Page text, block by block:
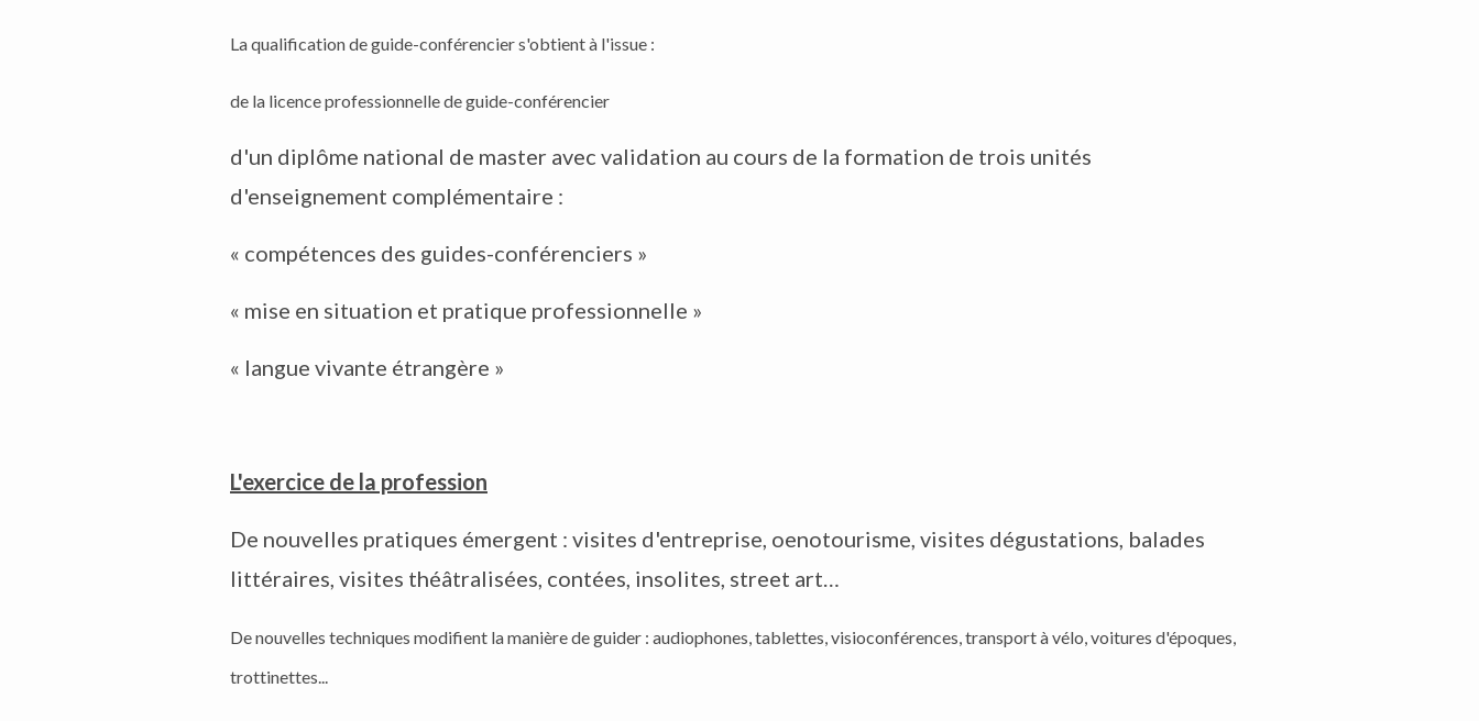
La qualification de guide-conférencier s'obtient à l'issue :
de la licence professionnelle de guide-conférencier
d'un diplôme national de master avec validation au cours de la formation de trois unités
d'enseignement complémentaire :
« compétences des guides-conférenciers »
« mise en situation et pratique professionnelle »
« langue vivante étrangère »
L'exercice de la profession
De nouvelles pratiques émergent : visites d'entreprise, oenotourisme, visites dégustations, balades
littéraires, visites théâtralisées, contées, insolites, street art…
De nouvelles techniques modifient la manière de guider : audiophones, tablettes, visioconférences, transport à vélo, voitures d'époques,
trottinettes...